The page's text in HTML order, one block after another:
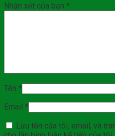
Nhận xét của bạn *
Tên *
Email *
Lưu tên của tôi, email, và